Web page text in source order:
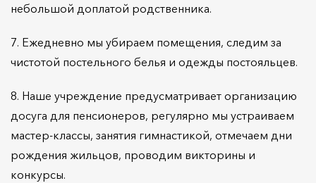
небольшой доплатой родственника.
7. Ежедневно мы убираем помещения, следим за
чистотой постельного белья и одежды постояльцев.
8. Наше учреждение предусматривает организацию
досуга для пенсионеров, регулярно мы устраиваем
мастер-классы, занятия гимнастикой, отмечаем дни
рождения жильцов, проводим викторины и
конкурсы.